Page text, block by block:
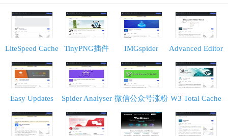
LiteSpeed Cache TinyPNG插件 IMGspider Advanced Editor
Tools
Easy Updates
Manager
Spider Analyser 微信公众号涨粉
插件
W3 Total Cache